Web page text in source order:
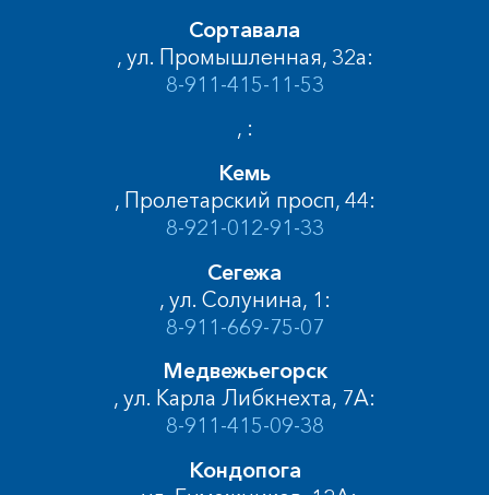
Сортавала
, ул. Промышленная, 32а:
8-911-415-11-53
, :
Кемь
, Пролетарский просп, 44:
8-921-012-91-33
Сегежа
, ул. Солунина, 1:
8-911-669-75-07
Медвежьегорск
, ул. Карла Либкнехта, 7А:
8-911-415-09-38
Кондопога